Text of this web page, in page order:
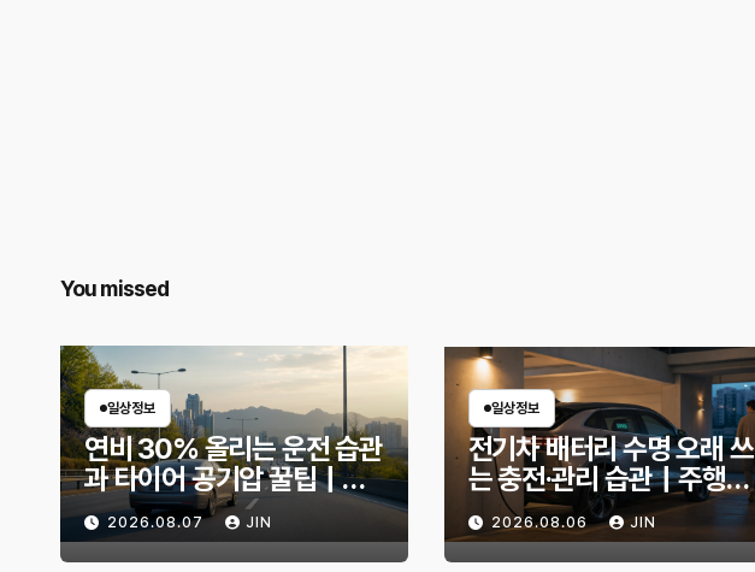
You missed
일상정보
연비 30% 올리는 운전 습관
과 타이어 공기압 꿀팁｜주
유비가 달라지는 핵심은?
2026.08.07 JIN
일상정보
전기차 배터리 수명 오래 쓰
는 충전·관리 습관｜주행거
리 불안 줄이는 현실적인 방
법2026.08.06 JIN